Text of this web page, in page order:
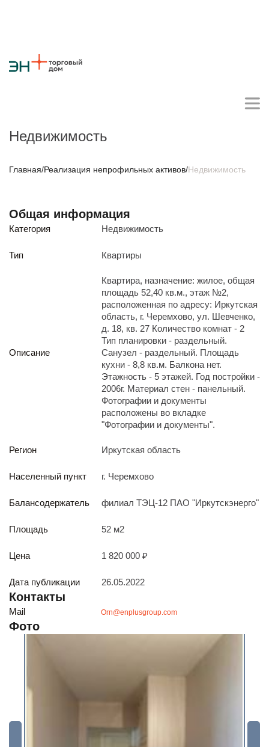
О компании
Стратегия
Карьера Крупные проекты
Противодействие коррупцииОтветы на вопросы
Закупки работ и услуг
Реализация непрофильных активов
тел.: + 7 (3952) 792-193
Режим работы (UTC+8)
Перерыв на обед с 12 до 13 часов
И бесплатно получайте ценную информацию
Подписаться
Недвижимость
Главная/Реализация непрофильных активов/Недвижимость
Общая информация
Категория Недвижимость
Тип Квартиры
Описание
Квартира, назначение: жилое, общая
площадь 52,40 кв.м., этаж №2,
расположенная по адресу: Иркутская
область, г. Черемхово, ул. Шевченко,
д. 18, кв. 27 Количество комнат - 2
Тип планировки - раздельный.
Санузел - раздельный. Площадь
кухни - 8,8 кв.м. Балкона нет.
Этажность - 5 этажей. Год постройки -
2006г. Материал стен - панельный.
Фотографии и документы
расположены во вкладке
"Фотографии и документы".
Регион Иркутская область
Населенный пункт г. Черемхово
Балансодержатель филиал ТЭЦ-12 ПАО "Иркутскэнерго"
Площадь 52 м2
Цена 1 820 000 ₽
Дата публикации 26.05.2022
Контакты
Mail Orn@enplusgroup.com
Фото